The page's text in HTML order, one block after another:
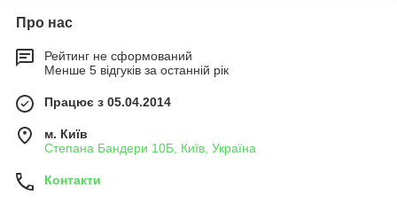
Про нас
Рейтинг не сформований
Менше 5 відгуків за останній рік
Працює з 05.04.2014
м. Київ
Степана Бандери 10Б, Київ, Україна
Контакти